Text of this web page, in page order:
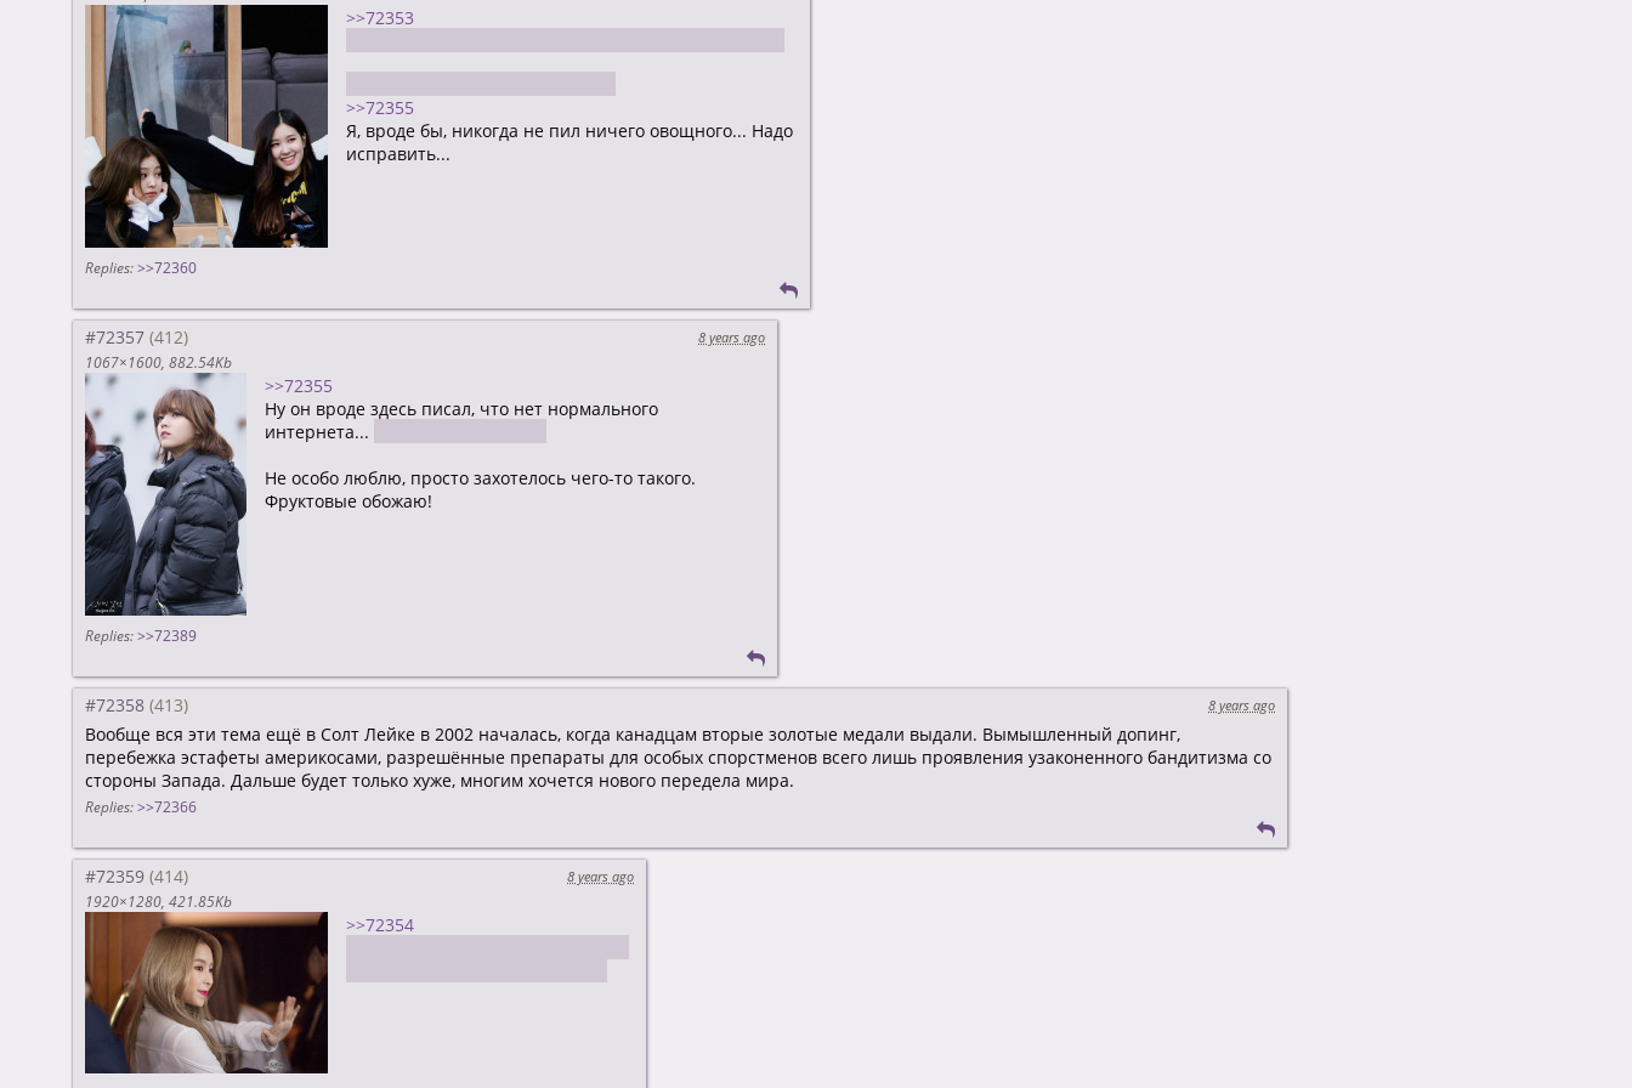
>>72353
>>72355
Я, вроде бы, никогда не пил ничего овощного... Надо
исправить...
Replies: >>72360
#72357
8 years ago
1067×1600 882.54Kb
>>72355
Ну он вроде здесь писал, что нет нормального
интернета...
Не особо люблю, просто захотелось чего-то такого.
Фруктовые обожаю!
Replies: >>72389
#72358 8 years ago
Вообще вся эти тема ещё в Солт Лейке в 2002 началась, когда канадцам вторые золотые медали выдали. Вымышленный допинг,
перебежка эстафеты америкосами, разрешённые препараты для особых спорстменов всего лишь проявления узаконенного бандитизма со
стороны Запада. Дальше будет только хуже, многим хочется нового передела мира.
Replies: >>72366
#72359
8 years ago
1920×1280 421.85Kb
>>72354